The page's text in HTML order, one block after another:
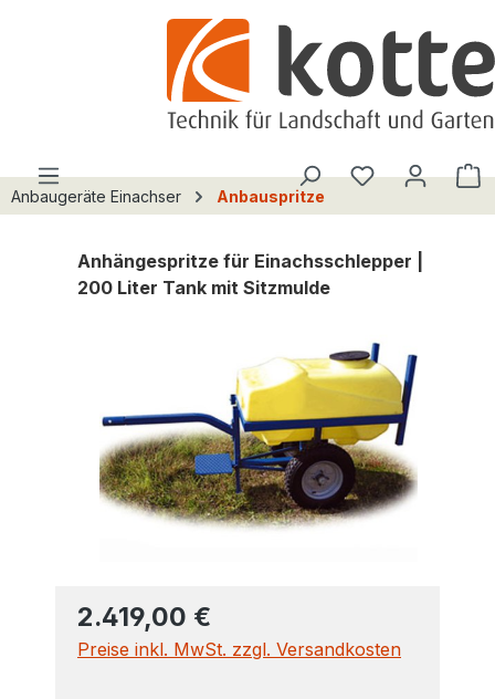
Du hast 0
Anbaugeräte Einachser Anbauspritze
Anhängespritze für Einachsschlepper |
200 Liter Tank mit Sitzmulde
2.419,00 €
Preise inkl. MwSt. zzgl. Versandkosten